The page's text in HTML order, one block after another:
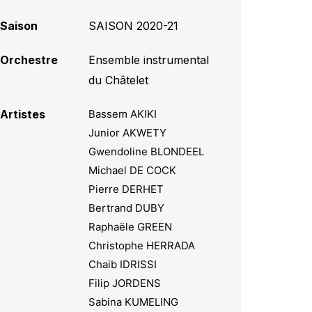
Saison SAISON 2020-21
Orchestre
Ensemble instrumental
du Châtelet
Artistes
Bassem AKIKI
Junior AKWETY
Gwendoline BLONDEEL
Michael DE COCK
Pierre DERHET
Bertrand DUBY
Raphaële GREEN
Christophe HERRADA
Chaib IDRISSI
Filip JORDENS
Sabina KUMELING